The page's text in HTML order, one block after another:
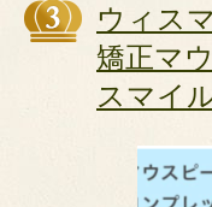
ウィス
矯正マ
スマイ